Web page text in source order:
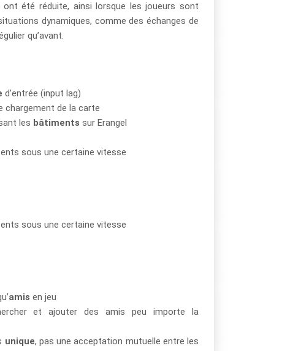
ont été réduite, ainsi lorsque les joueurs sont
dynamiques, comme des échanges de
qu’avant.
d’entrée (input lag)
chargement de la carte
les bâtiments sur Erangel
sous une certaine vitesse
sous une certaine vitesse
amis en jeu
et ajouter des amis peu importe la
unique, pas une acceptation mutuelle entre les